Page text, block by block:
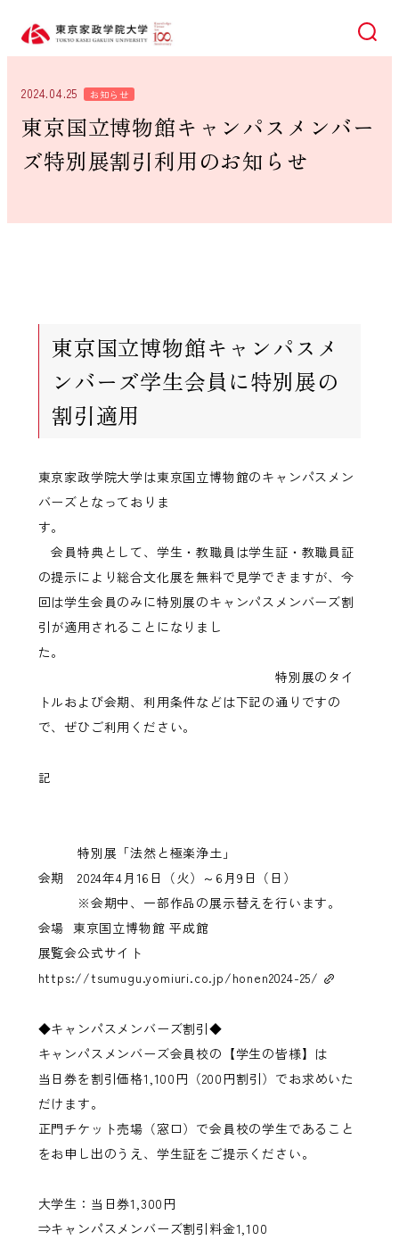
検索
2024.04.25 お知らせ
東京国立博物館キャンパスメンバー
ズ特別展割引利用のお知らせ
東京国立博物館キャンパスメ
ンバーズ学生会員に特別展の
割引適用
東京家政学院大学は東京国立博物館のキャンパスメン
バーズとなっておりま
す。
会員特典として、学生・教職員は学生証・教職員証
の提示により総合文化展を無料で見学できますが、今
回は学生会員のみに特別展のキャンパスメンバーズ割
引が適用されることになりまし
た。
特別展のタイ
トルおよび会期、利用条件などは下記の通りですの
で、ぜひご利用ください。
記
特別展「法然と極楽浄土」
会期 2024年4月16日（火）～6月9日（日）
※会期中、一部作品の展示替えを行います。
会場 東京国立博物館 平成館
展覧会公式サイト
https://tsumugu.yomiuri.co.jp/honen2024-25/
◆キャンパスメンバーズ割引◆
キャンパスメンバーズ会員校の【学生の皆様】は
当日券を割引価格1,100円（200円割引）でお求めいた
だけます。
正門チケット売場（窓口）で会員校の学生であること
をお申し出のうえ、学生証をご提示ください。
大学生：当日券1,300円
⇒キャンパスメンバーズ割引料金1,100